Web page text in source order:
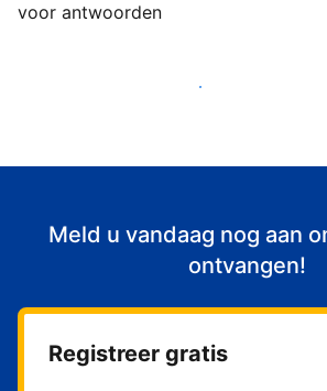
voor antwoorden
Begin met het verwelkomen van
Meld u vandaag nog aan
ontvangen!
Registreer gratis